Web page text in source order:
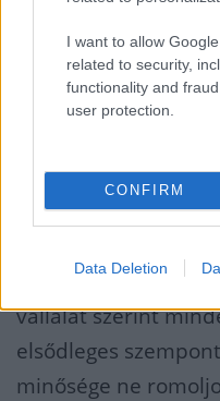
I want to allow
related to security,
functionality and
user protection.
CONFIRM
Data Deletion
eredményeit és az
Budapesten a
percen belül
az átvételhez.
nagyobb
vállalat szerint
elsődleges
minősége ne